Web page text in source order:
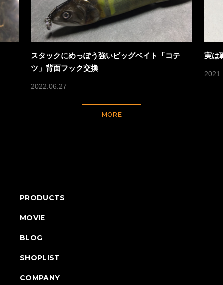
スタックにめっぽう強いビッグベイト「コテ
ツ」背面フック交換
2022.06.27
実は
MORE
PRODUCTS
MOVIE
BLOG
SHOPLIST
COMPANY